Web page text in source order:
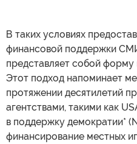
В таких условиях
финансовой поддержки
представляет собой форму
Этот подход напоминает
протяжении десятилетий
агентствами, такими как
в поддержку демократии*
финансирование местных